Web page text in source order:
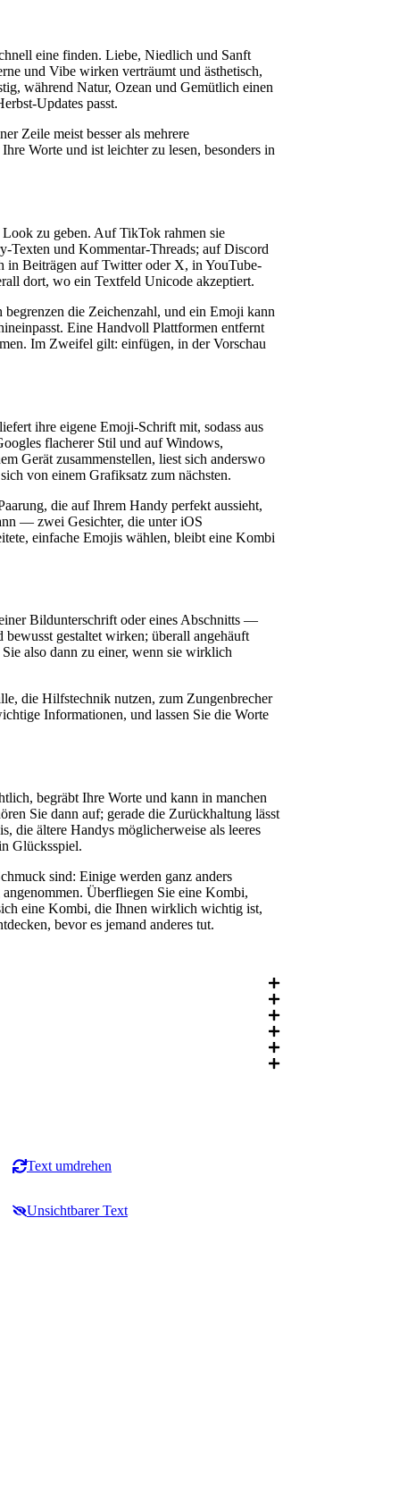
eine finden. Liebe, Niedlich und Sanft
und Vibe wirken verträumt und ästhetisch,
während Natur, Ozean und Gemütlich einen
Updates passt.
Zeile meist besser als mehrere
Worte und ist leichter zu lesen, besonders in
zu geben. Auf TikTok rahmen sie
Texten und Kommentar-Threads; auf Discord
in Beiträgen auf Twitter oder X, in YouTube-
dort, wo ein Textfeld Unicode akzeptiert.
die Zeichenzahl, und ein Emoji kann
Eine Handvoll Plattformen entfernt
Im Zweifel gilt: einfügen, in der Vorschau
ihre eigene Emoji-Schrift mit, sodass aus
flacherer Stil und auf Windows,
Gerät zusammenstellen, liest sich anderswo
von einem Grafiksatz zum nächsten.
die auf Ihrem Handy perfekt aussieht,
— zwei Gesichter, die unter iOS
einfache Emojis wählen, bleibt eine Kombi
Bildunterschrift oder eines Abschnitts —
bewusst gestaltet wirken; überall angehäuft
also dann zu einer, wenn sie wirklich
die Hilfstechnik nutzen, zum Zungenbrecher
Informationen, und lassen Sie die Worte
begräbt Ihre Worte und kann in manchen
Sie dann auf; gerade die Zurückhaltung lässt
die ältere Handys möglicherweise als leeres
Glücksspiel.
sind: Einige werden ganz anders
Überfliegen Sie eine Kombi,
eine Kombi, die Ihnen wirklich wichtig ist,
bevor es jemand anderes tut.
Text umdrehen
Unsichtbarer Text